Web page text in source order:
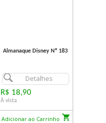
Almanaque Disney Nº 183
Detalhes
R$ 18,90
À vista
Adicionar ao Carrinho